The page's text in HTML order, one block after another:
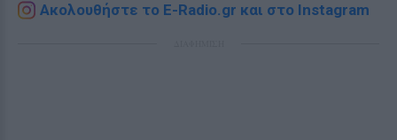
Ακολουθήστε το E-Radio.gr και στο Instagram